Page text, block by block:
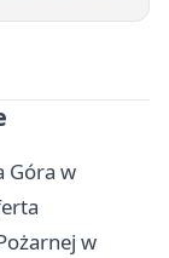
Góra w
w